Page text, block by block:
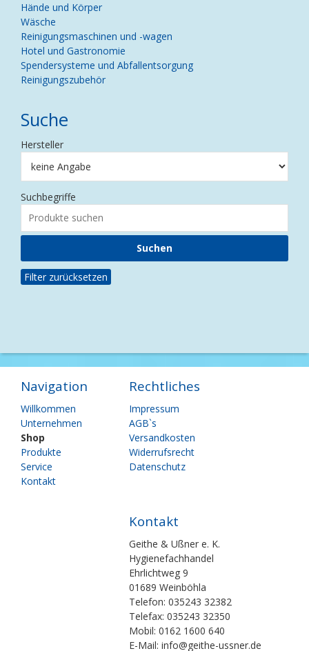
Hände und Körper
Wäsche
Reinigungsmaschinen und -wagen
Hotel und Gastronomie
Spendersysteme und Abfallentsorgung
Reinigungszubehör
Suche
Hersteller
Suchbegriffe
Filter zurücksetzen
Navigation
Navigation
überspringen
Willkommen
Unternehmen
Shop
Produkte
Service
Kontakt
Rechtliches
Navigation
überspringen
Impressum
AGB`s
Versandkosten
Widerrufsrecht
Datenschutz
Kontakt
Geithe & Ußner e. K.
Hygienefachhandel
Ehrlichtweg 9
01689 Weinböhla
Telefon: 035243 32382
Telefax: 035243 32350
Mobil: 0162 1600 640
E-Mail: info@geithe-ussner.de